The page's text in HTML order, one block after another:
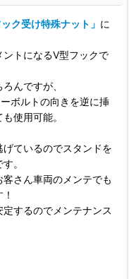
ック受け特殊ナット」 に
トになるV型フックで
んですが、
ボルトの向きを逆に挿
使用可能。
ているのでスタンドを
。
さん車両のメンテでも
するのでメンテナンス